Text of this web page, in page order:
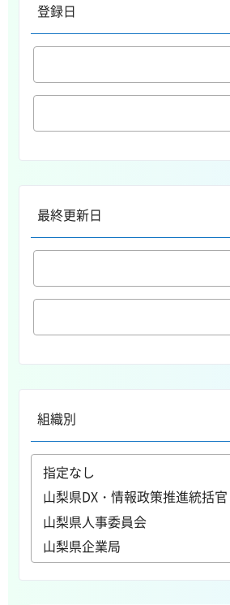
登録日
最終更新日
組織別